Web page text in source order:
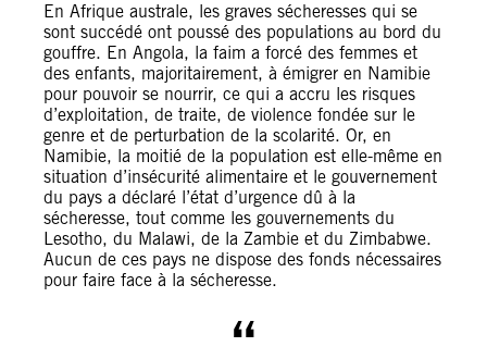
En Afrique australe, les graves sécheresses qui se
sont succédé ont poussé des populations au bord du
gouffre. En Angola, la faim a forcé des femmes et
des enfants, majoritairement, à émigrer en Namibie
pour pouvoir se nourrir, ce qui a accru les risques
d’exploitation, de traite, de violence fondée sur le
genre et de perturbation de la scolarité. Or, en
Namibie, la moitié de la population est elle-même en
situation d’insécurité alimentaire et le gouvernement
du pays a déclaré l’état d’urgence dû à la
sécheresse, tout comme les gouvernements du
Lesotho, du Malawi, de la Zambie et du Zimbabwe.
Aucun de ces pays ne dispose des fonds nécessaires
pour faire face à la sécheresse.